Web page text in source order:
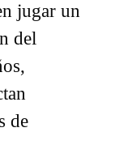
jugar un
del
de